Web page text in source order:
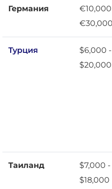
Германия
€30,000
Турция
$6,000 -
$20,000
Таиланд
$7,000 -
$18,000